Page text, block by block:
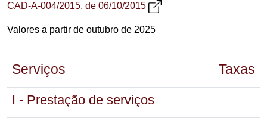
CAD-A-004/2015, de 06/10/2015
Valores a partir de outubro de 2025
Serviços Taxas
I - Prestação de serviços